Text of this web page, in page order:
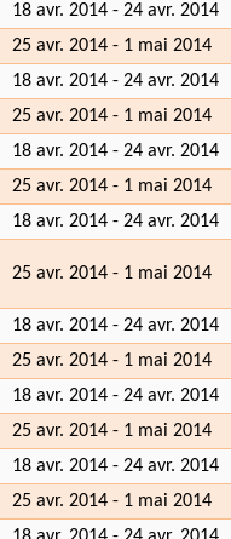
18 avr. 2014 - 24 avr. 2014
25 avr. 2014 - 1 mai 2014
18 avr. 2014 - 24 avr. 2014
25 avr. 2014 - 1 mai 2014
18 avr. 2014 - 24 avr. 2014
25 avr. 2014 - 1 mai 2014
18 avr. 2014 - 24 avr. 2014
25 avr. 2014 - 1 mai 2014
18 avr. 2014 - 24 avr. 2014
25 avr. 2014 - 1 mai 2014
18 avr. 2014 - 24 avr. 2014
25 avr. 2014 - 1 mai 2014
18 avr. 2014 - 24 avr. 2014
25 avr. 2014 - 1 mai 2014